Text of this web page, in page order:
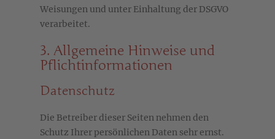
Weisungen und unter Einhaltung der DSGVO
verarbeitet.
3. Allgemeine Hinweise und
Pflicht­informationen
Datenschutz
Die Betreiber dieser Seiten nehmen den
Schutz Ihrer persönlichen Daten sehr ernst.